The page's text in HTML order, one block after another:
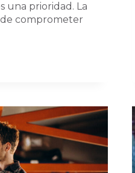
una prioridad. La
comprometer